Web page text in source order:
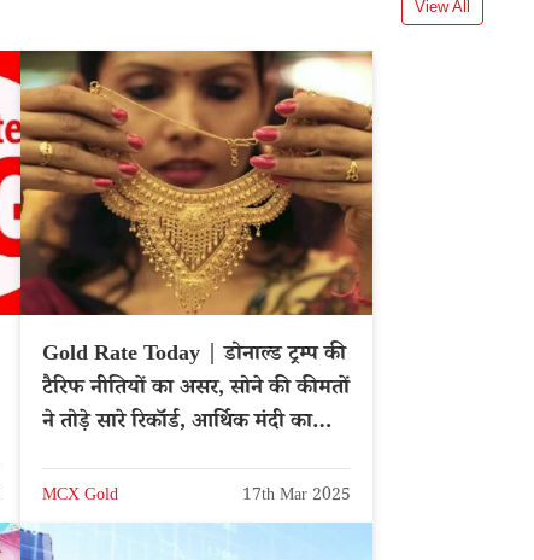
View All
Gold Rate Today | डोनाल्ड ट्रम्प की
टैरिफ नीतियों का असर, सोने की कीमतों
ने तोड़े सारे रिकॉर्ड, आर्थिक मंदी का
MCX Gold 17th Mar 2025